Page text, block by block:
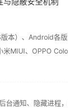
本）、Android各
米MIUI、OPPO
台通知、隐藏进程